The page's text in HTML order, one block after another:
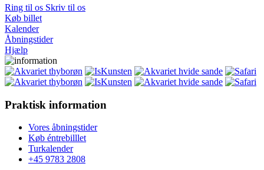
Ring til os Skriv til os
Køb billet
Kalender
Åbningstider
Hjælp
Praktisk information
Vores åbningstider
Køb éntrebilllet
Turkalender
+45 9783 2808